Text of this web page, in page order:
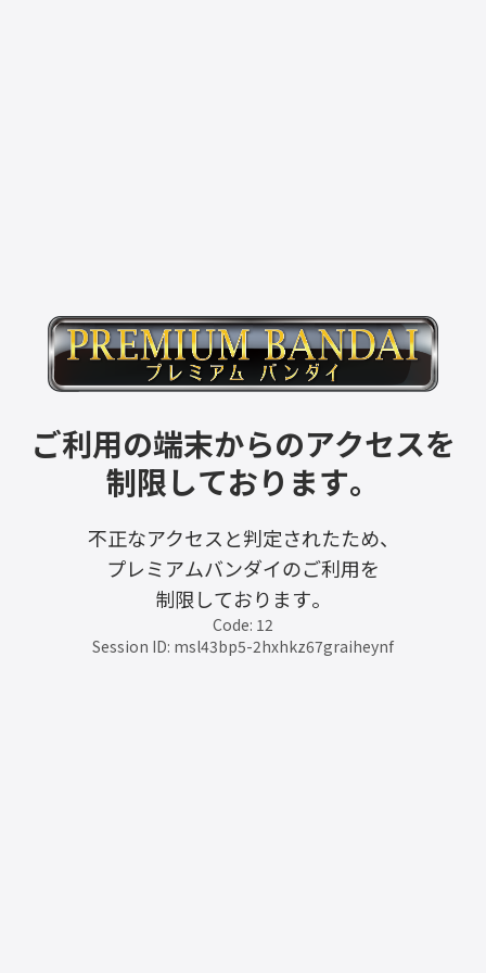
ご利用の端末からのアクセスを
制限しております。
不正なアクセスと判定されたため、
プレミアムバンダイのご利用を
制限しております。
Code: 12
Session ID: msl43bp5-2hxhkz67graiheynf